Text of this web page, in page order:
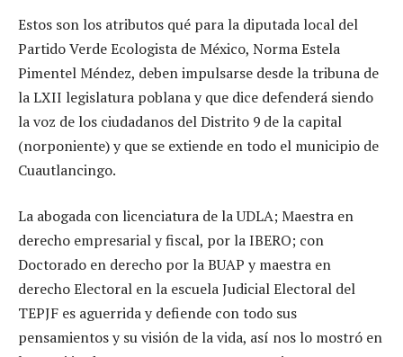
Estos son los atributos qué para la diputada local del
Partido Verde Ecologista de México, Norma Estela
Pimentel Méndez, deben impulsarse desde la tribuna de
la LXII legislatura poblana y que dice defenderá siendo
la voz de los ciudadanos del Distrito 9 de la capital
(norponiente) y que se extiende en todo el municipio de
Cuautlancingo.
La abogada con licenciatura de la UDLA; Maestra en
derecho empresarial y fiscal, por la IBERO; con
Doctorado en derecho por la BUAP y maestra en
derecho Electoral en la escuela Judicial Electoral del
TEPJF es aguerrida y defiende con todo sus
pensamientos y su visión de la vida, así nos lo mostró en